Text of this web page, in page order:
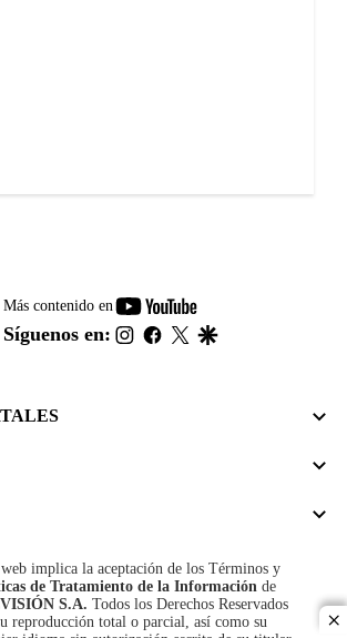
Más contenido en
youtube-
footer
Síguenos en: instagram
facebook
twitter
implica la aceptación de los Términos y
de Tratamiento de la Información de
S.A. Todos los Derechos Reservados
reproducción total o parcial, así como su